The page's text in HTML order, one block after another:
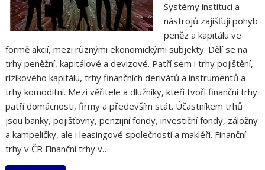
Systémy institucí a
nástrojů zajišťují pohyb
peněz a kapitálu ve
formě akcií, mezi různými ekonomickými subjekty. Dělí se na
trhy peněžní, kapitálové a devizové. Patří sem i trhy pojištění,
rizikového kapitálu, trhy finančních derivátů a instrumentů a
trhy komoditní. Mezi věřitele a dlužníky, kteří tvoří finanční trhy
patří domácnosti, firmy a především stát. Účastníkem trhů
jsou banky, pojišťovny, penzijní fondy, investiční fondy, záložny
a kampeličky, ale i leasingové společností a makléři. Finanční
trhy v ČR Finanční trhy v…